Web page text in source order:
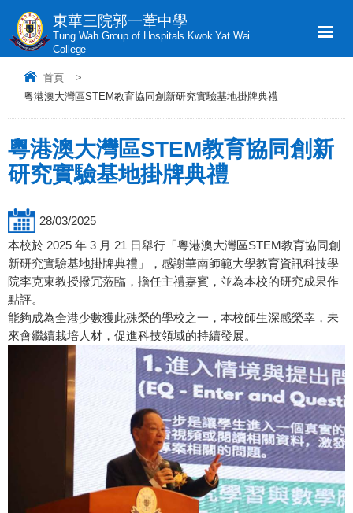
東華三院郭一葦中學
Tung Wah Group of Hospitals Kwok Yat Wai
College
首頁
>
粵港澳大灣區STEM教育協同創新研究實驗基地掛牌典禮
粵港澳大灣區STEM教育協同創新
研究實驗基地掛牌典禮
28/03/2025
本校於 2025 年 3 月 21 日舉行「粵港澳大灣區STEM教育協同創
新研究實驗基地掛牌典禮」，感謝華南師範大學教育資訊科技學
院李克東教授撥冗蒞臨，擔任主禮嘉賓，並為本校的研究成果作
點評。
能夠成為全港少數獲此殊榮的學校之一，本校師生深感榮幸，未
來會繼續栽培人材，促進科技領域的持續發展。